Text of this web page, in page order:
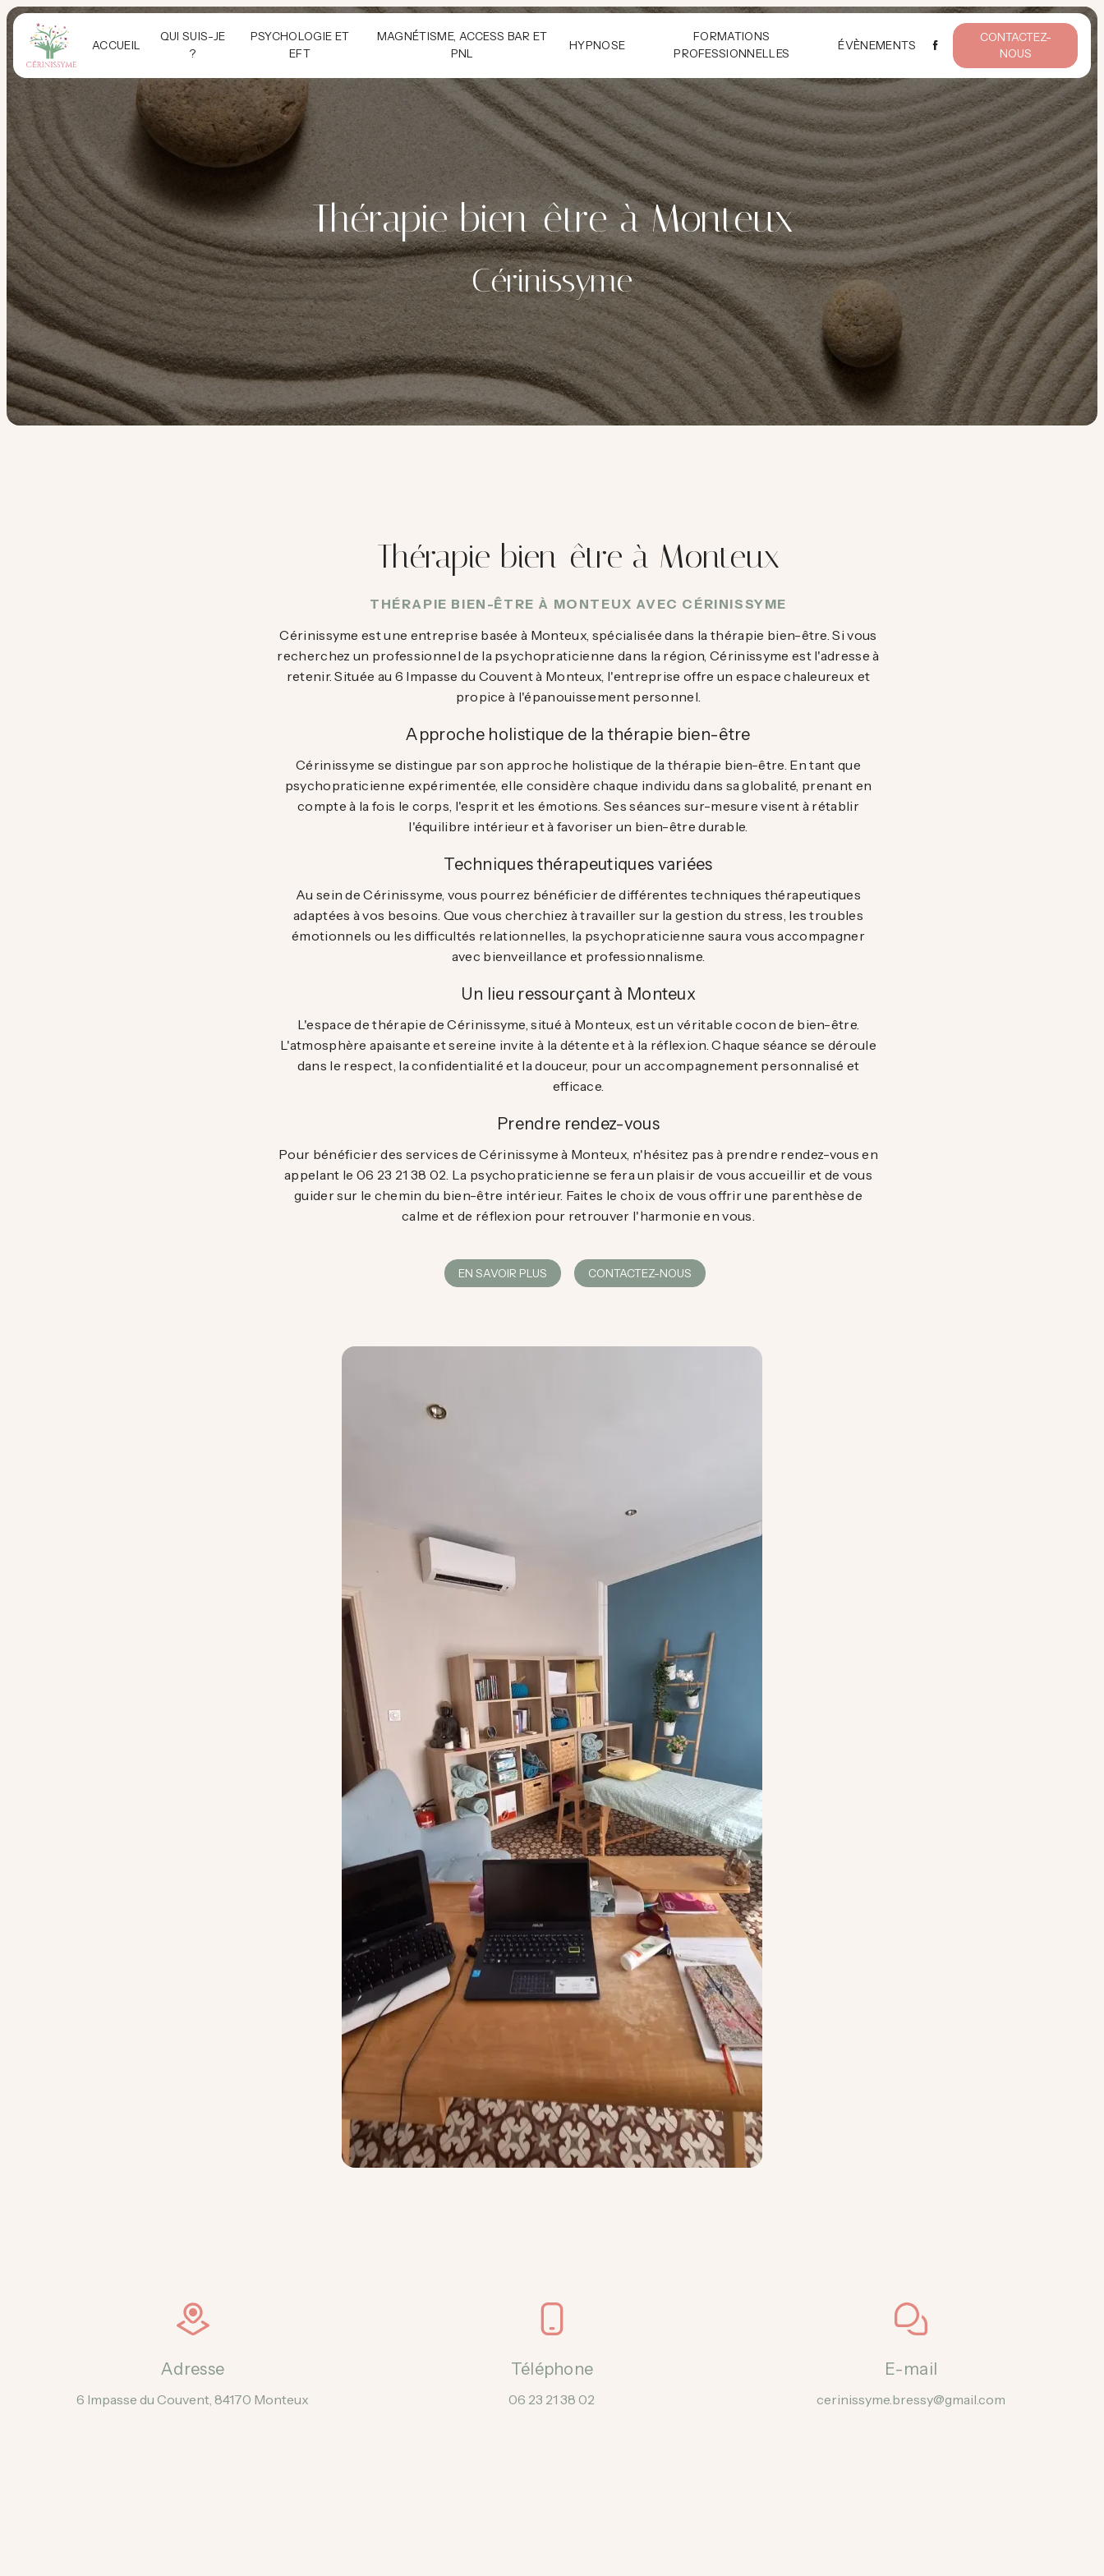
ACCUEIL
QUI SUIS-JE
?
PSYCHOLOGIE ET
EFT
MAGNÉTISME, ACCESS BAR ET
PNL
HYPNOSE
FORMATIONS
PROFESSIONNELLES
ÉVÈNEMENTS
CONTACTEZ-
NOUS
Thérapie bien-être à Monteux
Cérinissyme
Thérapie bien-être à Monteux
THÉRAPIE BIEN-ÊTRE À MONTEUX AVEC CÉRINISSYME
Cérinissyme est une entreprise basée à Monteux, spécialisée dans la thérapie bien-être. Si vous
recherchez un professionnel de la psychopraticienne dans la région, Cérinissyme est l'adresse à
retenir. Située au 6 Impasse du Couvent à Monteux, l'entreprise offre un espace chaleureux et
propice à l'épanouissement personnel.
Approche holistique de la thérapie bien-être
Cérinissyme se distingue par son approche holistique de la thérapie bien-être. En tant que
psychopraticienne expérimentée, elle considère chaque individu dans sa globalité, prenant en
compte à la fois le corps, l'esprit et les émotions. Ses séances sur-mesure visent à rétablir
l'équilibre intérieur et à favoriser un bien-être durable.
Techniques thérapeutiques variées
Au sein de Cérinissyme, vous pourrez bénéficier de différentes techniques thérapeutiques
adaptées à vos besoins. Que vous cherchiez à travailler sur la gestion du stress, les troubles
émotionnels ou les difficultés relationnelles, la psychopraticienne saura vous accompagner
avec bienveillance et professionnalisme.
Un lieu ressourçant à Monteux
L'espace de thérapie de Cérinissyme, situé à Monteux, est un véritable cocon de bien-être.
L'atmosphère apaisante et sereine invite à la détente et à la réflexion. Chaque séance se déroule
dans le respect, la confidentialité et la douceur, pour un accompagnement personnalisé et
efficace.
Prendre rendez-vous
Pour bénéficier des services de Cérinissyme à Monteux, n'hésitez pas à prendre rendez-vous en
appelant le 06 23 21 38 02. La psychopraticienne se fera un plaisir de vous accueillir et de vous
guider sur le chemin du bien-être intérieur. Faites le choix de vous offrir une parenthèse de
calme et de réflexion pour retrouver l'harmonie en vous.
EN SAVOIR PLUS CONTACTEZ-NOUS
Adresse
6 Impasse du Couvent, 84170 Monteux
Téléphone
06 23 21 38 02
E-mail
cerinissyme.bressy@gmail.com
Panneau de gestion des cookies